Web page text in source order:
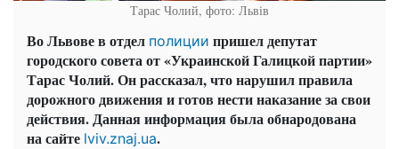
Тарас Чолий, фото: Львів
Во Львове в отдел полиции пришел депутат
городского совета от «Украинской Галицкой партии»
Тарас Чолий. Он рассказал, что нарушил правила
дорожного движения и готов нести наказание за свои
действия. Данная информация была обнародована
на сайте lviv.znaj.ua.